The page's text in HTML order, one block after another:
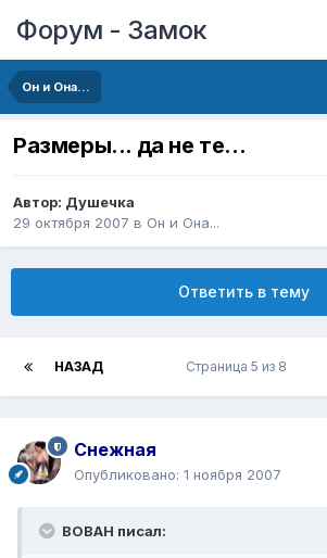
Форум - Замок
Он и Она...
Размеры... да не те...
Автор: Душечка
29 октября 2007 в Он и Она...
Ответить в тему
НАЗАД Страница 5 из 8
Снежная
Опубликовано: 1 ноября 2007
BOBAH писал: